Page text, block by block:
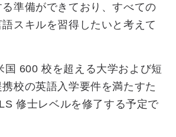
る準備ができており、すべての
スキルを習得したいと考えて
国 600 校を超える大学および短
校の英語入学要件を満たすた
修士レベルを修了する予定で